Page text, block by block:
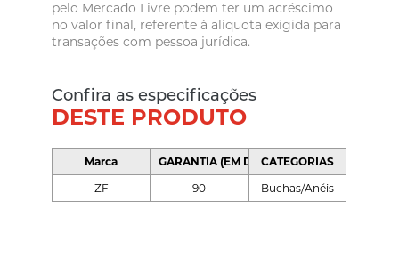
pelo Mercado Livre podem ter um acréscimo
no valor final, referente à alíquota exigida para
transações com pessoa jurídica.
Confira as especificações
DESTE PRODUTO
Marca
ZF
GARANTIA (EM DIAS)
90
CATEGORIAS
Buchas/Anéis